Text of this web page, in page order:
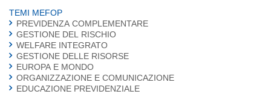
TEMI MEFOP
PREVIDENZA COMPLEMENTARE
GESTIONE DEL RISCHIO
WELFARE INTEGRATO
GESTIONE DELLE RISORSE
EUROPA E MONDO
ORGANIZZAZIONE E COMUNICAZIONE
EDUCAZIONE PREVIDENZIALE